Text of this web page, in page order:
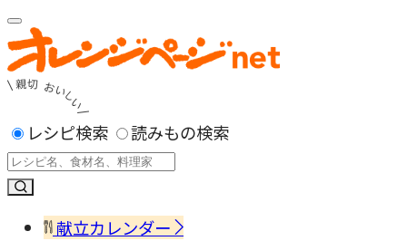
レシピ検索 読みもの検索
献立カレンダー